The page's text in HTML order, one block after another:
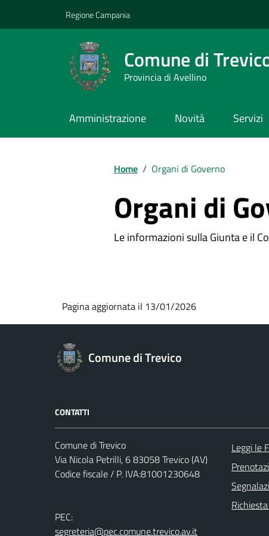
Regione Campania
Comune di
Provincia di Avellino
Amministrazione Novità Servizi
Home / Organi di Governo
Organi di
Le informazioni sulla Giunta e il
Pagina aggiornata il 13/01/2026
Comune di Trevico
CONTATTI
Comune di Trevico
Via Nicola Petrilli, 6 83058 Trevico (AV)
Codice fiscale / P. IVA:81001230648
PEC:
segreteria@pec.comune.trevico.av.it
Leggi le